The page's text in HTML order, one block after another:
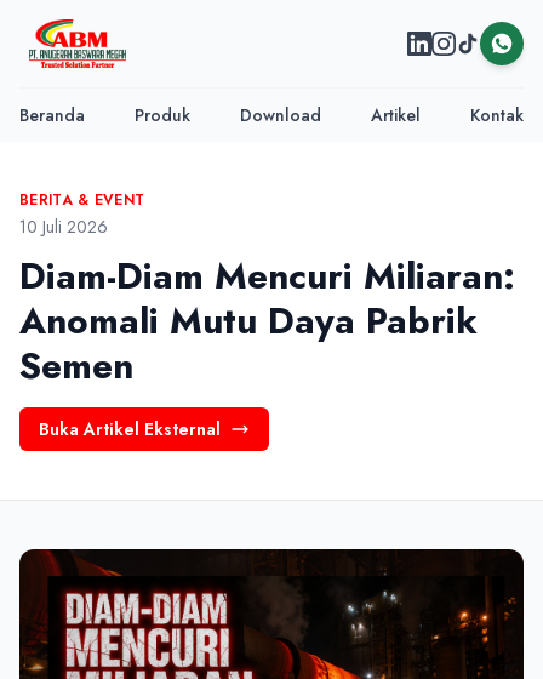
Beranda Produk Download Artikel Kontak
BERITA & EVENT
10 Juli 2026
Diam-Diam Mencuri Miliaran:
Anomali Mutu Daya Pabrik
Semen
Buka Artikel Eksternal